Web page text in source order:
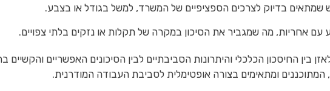
שמתאים בדיוק לצרכים הספציפיים של המשרד, למשל בגודל או בצבע.
עם אחריות, מה שמגביר את הסיכון במקרה של תקלות או נזקים בלתי צפויים.
בין החיסכון הכלכלי והיתרונות הסביבתיים לבין הסיכונים האפשריים
המתוכננים ומתאימים בצורה אופטימלית לסביבת העבודה המודרנית.